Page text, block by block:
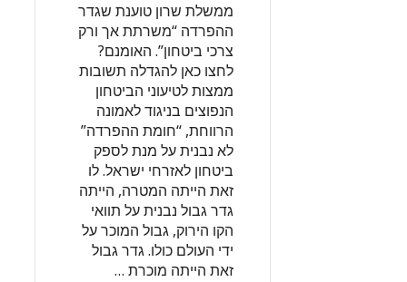
ממשלת שרון טוענת שגדר
ההפרדה “משרתת אך ורק
צרכי ביטחון”. האומנם?
לחצו כאן להגדלה תשובות
ממצות לטיעוני הביטחון
הנפוצים בניגוד לאמונה
הרווחת, “חומת ההפרדה”
לא נבנית על מנת לספק
ביטחון לאזרחי ישראל. לו
זאת הייתה המטרה, הייתה
גדר גבול נבנית על תוואי
הקו הירוק, גבול המוכר על
ידי העולם כולו. גדר גבול
זאת הייתה מוכרת …